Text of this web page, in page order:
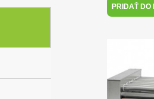
PRIDAŤ DO